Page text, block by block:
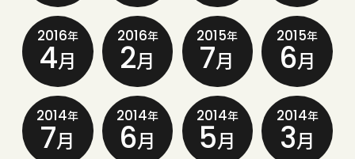
2016年
4月
2016年
2月
2015年
7月
2015年
6月
2014年
7月
2014年
6月
2014年
5月
2014年
3月